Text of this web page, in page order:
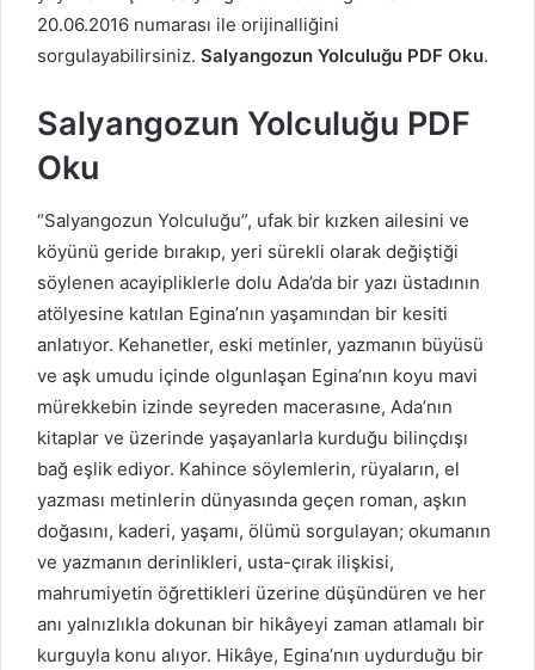
20.06.2016 numarası ile orijinalliğini
sorgulayabilirsiniz. Salyangozun Yolculuğu PDF Oku.
Salyangozun Yolculuğu PDF
Oku
“Salyangozun Yolculuğu”, ufak bir kızken ailesini ve
köyünü geride bırakıp, yeri sürekli olarak değiştiği
söylenen acayipliklerle dolu Ada’da bir yazı üstadının
atölyesine katılan Egina’nın yaşamından bir kesiti
anlatıyor. Kehanetler, eski metinler, yazmanın büyüsü
ve aşk umudu içinde olgunlaşan Egina’nın koyu mavi
mürekkebin izinde seyreden macerasıne, Ada’nın
kitaplar ve üzerinde yaşayanlarla kurduğu bilinçdışı
bağ eşlik ediyor. Kahince söylemlerin, rüyaların, el
yazması metinlerin dünyasında geçen roman, aşkın
doğasını, kaderi, yaşamı, ölümü sorgulayan; okumanın
ve yazmanın derinlikleri, usta-çırak ilişkisi,
mahrumiyetin öğrettikleri üzerine düşündüren ve her
anı yalnızlıkla dokunan bir hikâyeyi zaman atlamalı bir
kurguyla konu alıyor. Hikâye, Egina’nın uydurduğu bir